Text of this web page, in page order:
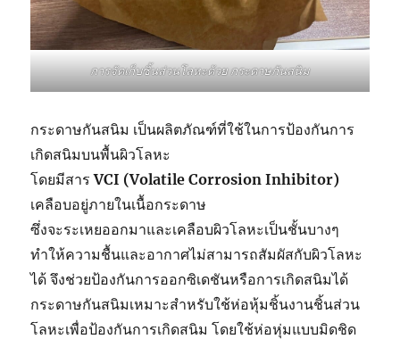
การจัดเก็บชิ้นส่วนโลหะด้วย กระดาษกันสนิม
กระดาษกันสนิม เป็นผลิตภัณฑ์ที่ใช้ในการป้องกันการ
เกิดสนิมบนพื้นผิวโลหะ
โดยมีสารVCI (Volatile Corrosion Inhibitor)
เคลือบอยู่ภายในเนื้อกระดาษ
ซึ่งจะระเหยออกมาและเคลือบผิวโลหะเป็นชั้นบางๆ
ทำให้ความชื้นและอากาศไม่สามารถสัมผัสกับผิวโลหะ
ได้ จึงช่วยป้องกันการออกซิเดชันหรือการเกิดสนิมได้
กระดาษกันสนิมเหมาะสำหรับใช้ห่อหุ้มชิ้นงานชิ้นส่วน
โลหะเพื่อป้องกันการเกิดสนิม โดยใช้ห่อหุ่มแบบมิดชิด